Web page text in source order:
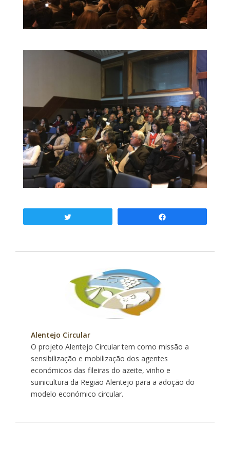
Alentejo Circular
O projeto Alentejo Circular tem como missão a
sensibilização e mobilização dos agentes
económicos das fileiras do azeite, vinho e
suinicultura da Região Alentejo para a adoção do
modelo económico circular.